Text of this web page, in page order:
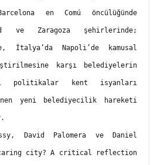
en Comú öncülüğünde
ve Zaragoza şehirlerinde;
İtalya’da Napoli’de kamusal
karşı belediyelerin
politikalar kent isyanları
yeni belediyecilik hareketi
David Palomera ve Daniel
city? A critical reflection